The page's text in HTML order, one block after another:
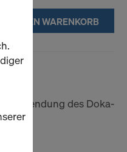
IN DEN WARENKORB
des Doka-